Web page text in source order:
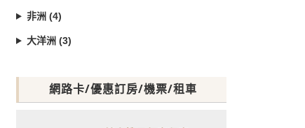
非洲 (4)
大洋洲 (3)
網路卡/優惠訂房/機票/租車